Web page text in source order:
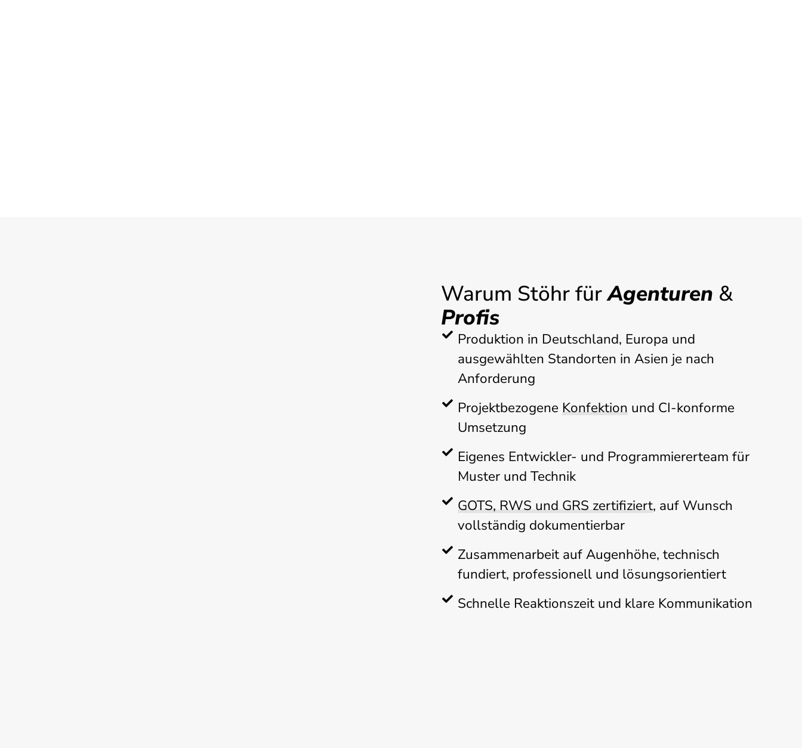
Warum Stöhr fürAgenturen &
Profis
Produktion in Deutschland, Europa und
ausgewählten Standorten in Asien je nach
Anforderung
Projektbezogene Konfektion und CI-konforme
Umsetzung
Eigenes Entwickler- und Programmiererteam für
Muster und Technik
GOTS, RWS und GRS zertifiziert, auf Wunsch
vollständig dokumentierbar
Zusammenarbeit auf Augenhöhe, technisch
fundiert, professionell und lösungsorientiert
Schnelle Reaktionszeit und klare Kommunikation